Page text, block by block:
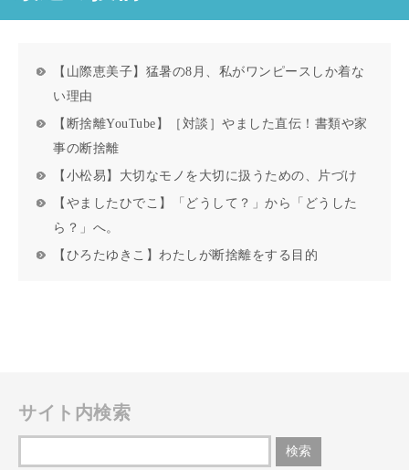
【山際恵美子】猛暑の8月、私がワンピースしか着な
い理由
【断捨離YouTube】［対談］やました直伝！書類や家
事の断捨離
【小松易】大切なモノを大切に扱うための、片づけ
【やましたひでこ】「どうして？」から「どうした
ら？」へ。
【ひろたゆきこ】わたしが断捨離をする目的
サイト内検索